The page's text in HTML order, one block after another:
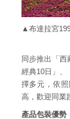
▲布達拉宮
同步推出「西
經典10日」、
擇多元，依
高，歡迎同業
產品包裝優勢